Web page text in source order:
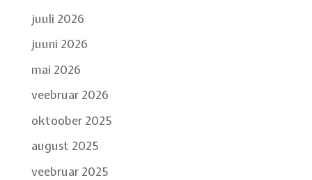
juuli 2026
juuni 2026
mai 2026
veebruar 2026
oktoober 2025
august 2025
veebruar 2025